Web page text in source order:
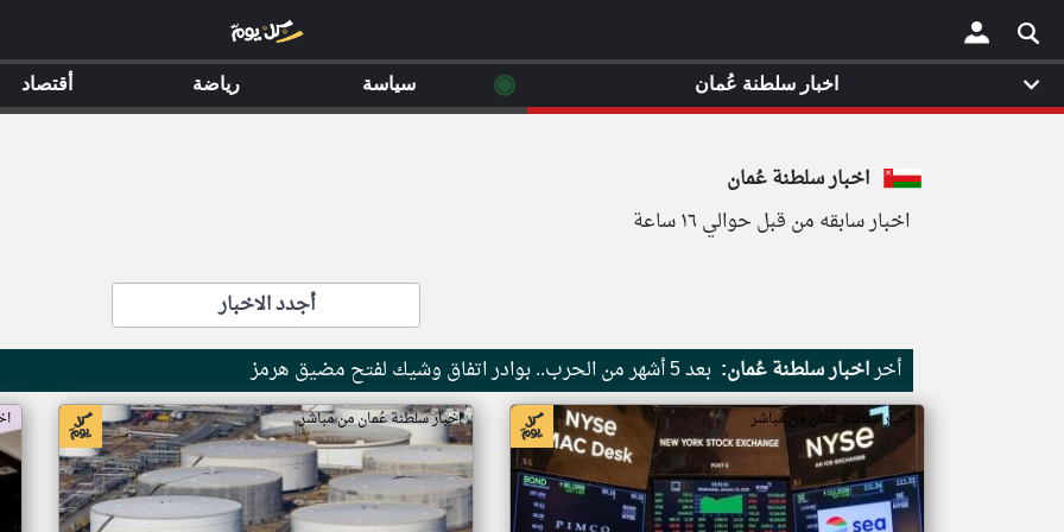
×
اخبار سلطنة عُمان
اخبار سابقه من قبل حوالي ١٦ ساعة
أجدد الاخبار
أخراخبار سلطنة عُمان: بعد 5 أشهر من الحرب.. بوادر اتفاق وشيك لفتح مضيق هرمز
اخبار سلطنة عُمان من مباشر اخبار سلطنة عُمان من مباشر
اخبار سلطنة عُمان ◉ سياسة رياضة أقتصاد